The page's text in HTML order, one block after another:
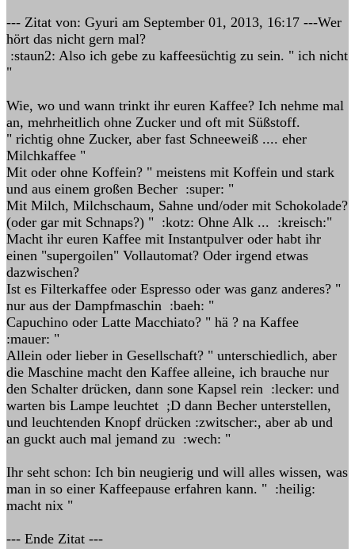
--- Zitat von: Gyuri am September 01, 2013, 16:17 ---Wer
hört das nicht gern mal?
:staun2: Also ich gebe zu kaffeesüchtig zu sein. " ich nicht
"
Wie, wo und wann trinkt ihr euren Kaffee? Ich nehme mal
an, mehrheitlich ohne Zucker und oft mit Süßstoff.
" richtig ohne Zucker, aber fast Schneeweiß .... eher
Milchkaffee "
Mit oder ohne Koffein? " meistens mit Koffein und stark
und aus einem großen Becher :super: "
Mit Milch, Milchschaum, Sahne und/oder mit Schokolade?
(oder gar mit Schnaps?) " :kotz: Ohne Alk ... :kreisch:"
Macht ihr euren Kaffee mit Instantpulver oder habt ihr
einen "supergoilen" Vollautomat? Oder irgend etwas
dazwischen?
Ist es Filterkaffee oder Espresso oder was ganz anderes? "
nur aus der Dampfmaschin :baeh: "
Capuchino oder Latte Macchiato? " hä ? na Kaffee
:mauer: "
Allein oder lieber in Gesellschaft? " unterschiedlich, aber
die Maschine macht den Kaffee alleine, ich brauche nur
den Schalter drücken, dann sone Kapsel rein :lecker: und
warten bis Lampe leuchtet ;D dann Becher unterstellen,
und leuchtenden Knopf drücken :zwitscher:, aber ab und
an guckt auch mal jemand zu :wech: "
Ihr seht schon: Ich bin neugierig und will alles wissen, was
man in so einer Kaffeepause erfahren kann. " :heilig:
macht nix "
--- Ende Zitat ---